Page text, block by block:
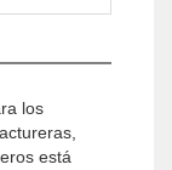
los
está